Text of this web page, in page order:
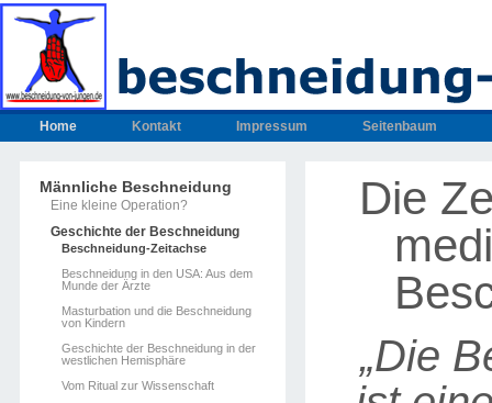
Home Kontakt Impressum Seitenbaum
Männliche Beschneidung
Eine kleine Operation?
Geschichte der Beschneidung
Beschneidung-Zeitachse
Beschneidung in den USA: Aus dem
Munde der Ärzte
Masturbation und die Beschneidung
von Kindern
Geschichte der Beschneidung in der
westlichen Hemisphäre
Vom Ritual zur Wissenschaft
Die
„Die